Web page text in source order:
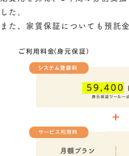
した。
また、家賃保証についても預託